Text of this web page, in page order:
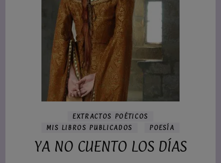
EXTRACTOS POÉTICOS
MIS LIBROS PUBLICADOS
POESÍA
YA NO CUENTO LOS DÍAS